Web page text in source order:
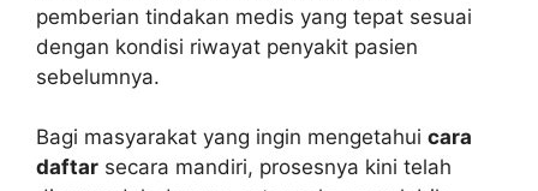
pemberian tindakan medis yang tepat sesuai
dengan kondisi riwayat penyakit pasien
sebelumnya.
Bagi masyarakat yang ingin mengetahui cara
daftar secara mandiri, prosesnya kini telah